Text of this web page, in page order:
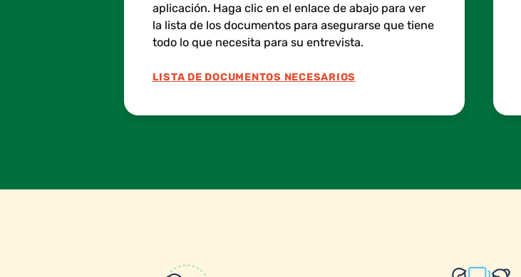
aplicación. Haga clic en el enlace de abajo para ver
la lista de los documentos para asegurarse que tiene
todo lo que necesita para su entrevista.
LISTA DE DOCUMENTOS NECESARIOS